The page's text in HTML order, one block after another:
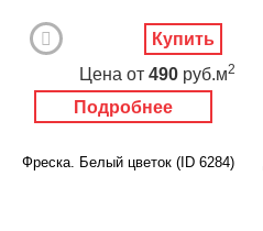
Подробнее
Цена от 490 руб.м2
Купить
Фреска. Белый цветок (ID 6284)